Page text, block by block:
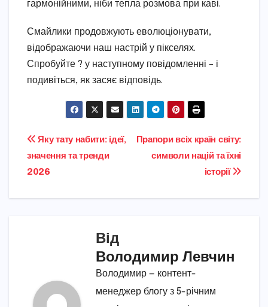
гармонійними, ніби тепла розмова при каві.
Смайлики продовжують еволюціонувати,
відображаючи наш настрій у пікселях.
Спробуйте ? у наступному повідомленні – і
подивіться, як засяє відповідь.
Навігація
записів
Прапори всіх країн світу:
символи націй та їхні
історії
Яку тату набити: ідеї,
значення та тренди
2026
Від
Володимир Левчин
Володимир — контент-
менеджер блогу з 5-річним